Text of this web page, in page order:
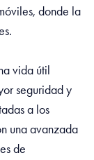
donde la
vida útil
seguridad y
a los
una avanzada
de